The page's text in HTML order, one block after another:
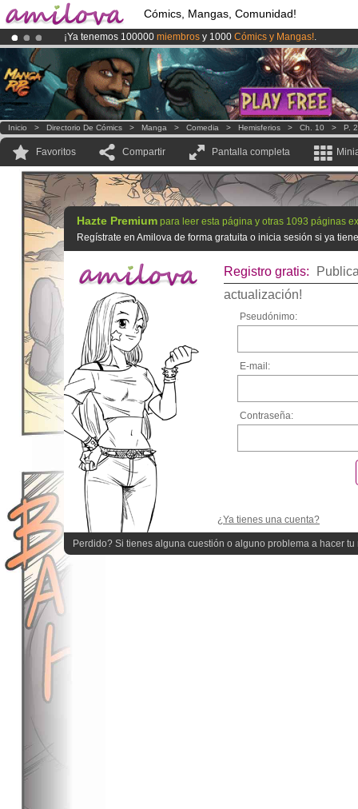
Cómics, Mangas, Comunidad!
¡Ya tenemos 100000 miembros y 1000 Cómics y Mangas!.
¡Conviertete en Premium por3.95 eurosal mes!Hazte Premium ya
El Kickstarter Amilova está desormado lanzado!.
Inicio > Directorio De Cómics > Manga > Comedia > Hemisferios > Ch. 10 > P.
Favoritos Compartir Pantalla completa
Hazte Premium para leer esta página y otras 1093 páginas
Regístrate en Amilova de forma gratuita o inicia sesión si ya
Registro gratis:
actualización!
Pseudónimo:
E-mail:
Contraseña:
¿Ya tienes una cuenta?
Perdido? Si tienes alguna cuestión o alguno problema a hacer